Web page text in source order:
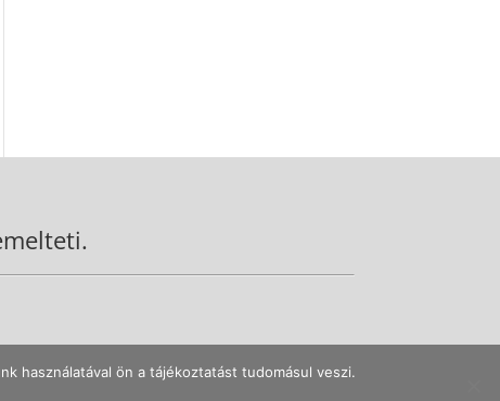
használatával ön a tájékoztatást tudomásul veszi.